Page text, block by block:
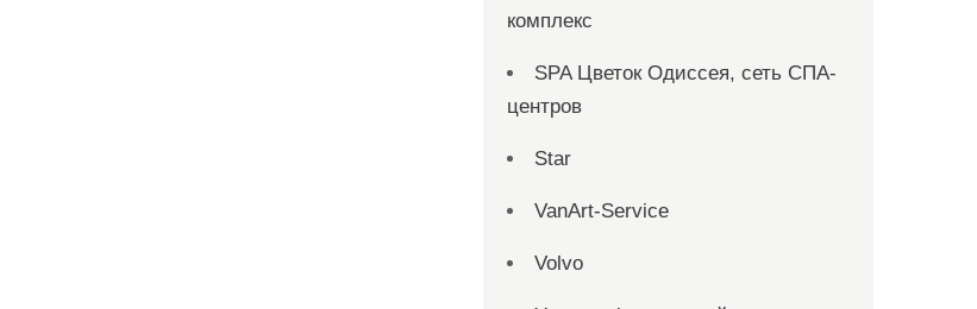
комплекс
SPA Цветок Одиссея, сеть СПА-
центров
Star
VanArt-Service
Volvo